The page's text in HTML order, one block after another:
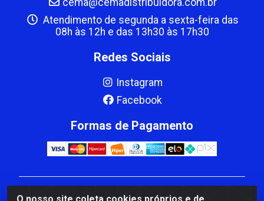
Atendimento de segunda a sexta-feira das
08h às 12h e das 13h30 às 17h30
Redes Sociais
Instagram
Facebook
Formas de Pagamento
CBP MACEDO COMERCIO PEÇAS LTDA Matriz - av